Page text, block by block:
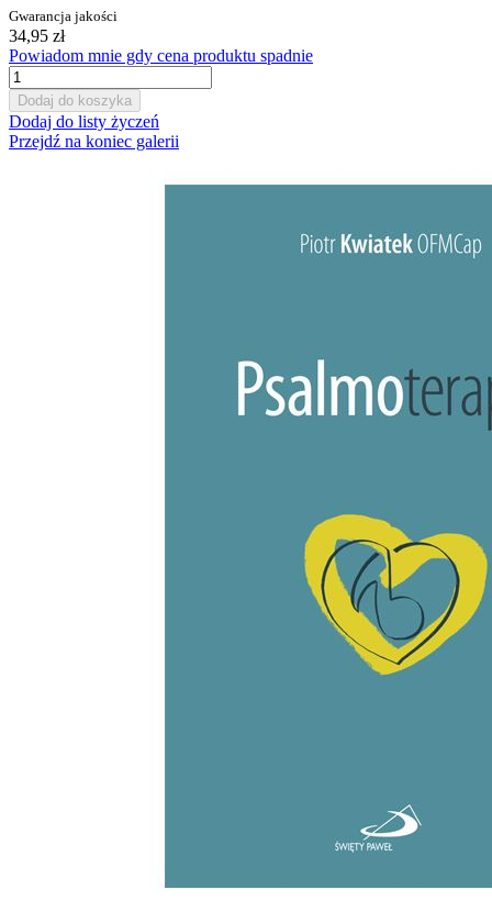
Gwarancja jakości
34,95 zł
Powiadom mnie gdy cena produktu spadnie
Dodaj do koszyka
Dodaj do listy życzeń
Przejdź na koniec galerii